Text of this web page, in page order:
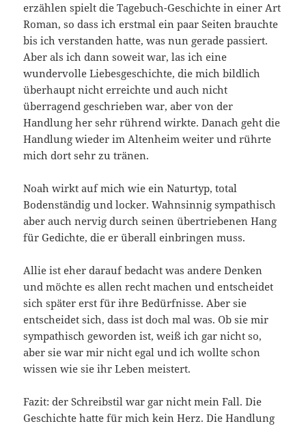
erzählen spielt die Tagebuch-Geschichte in einer Art
Roman, so dass ich erstmal ein paar Seiten brauchte
bis ich verstanden hatte, was nun gerade passiert.
Aber als ich dann soweit war, las ich eine
wundervolle Liebesgeschichte, die mich bildlich
überhaupt nicht erreichte und auch nicht
überragend geschrieben war, aber von der
Handlung her sehr rührend wirkte. Danach geht die
Handlung wieder im Altenheim weiter und rührte
mich dort sehr zu tränen.
Noah wirkt auf mich wie ein Naturtyp, total
Bodenständig und locker. Wahnsinnig sympathisch
aber auch nervig durch seinen übertriebenen Hang
für Gedichte, die er überall einbringen muss.
Allie ist eher darauf bedacht was andere Denken
und möchte es allen recht machen und entscheidet
sich später erst für ihre Bedürfnisse. Aber sie
entscheidet sich, dass ist doch mal was. Ob sie mir
sympathisch geworden ist, weiß ich gar nicht so,
aber sie war mir nicht egal und ich wollte schon
wissen wie sie ihr Leben meistert.
Fazit: der Schreibstil war gar nicht mein Fall. Die
Geschichte hatte für mich kein Herz. Die Handlung